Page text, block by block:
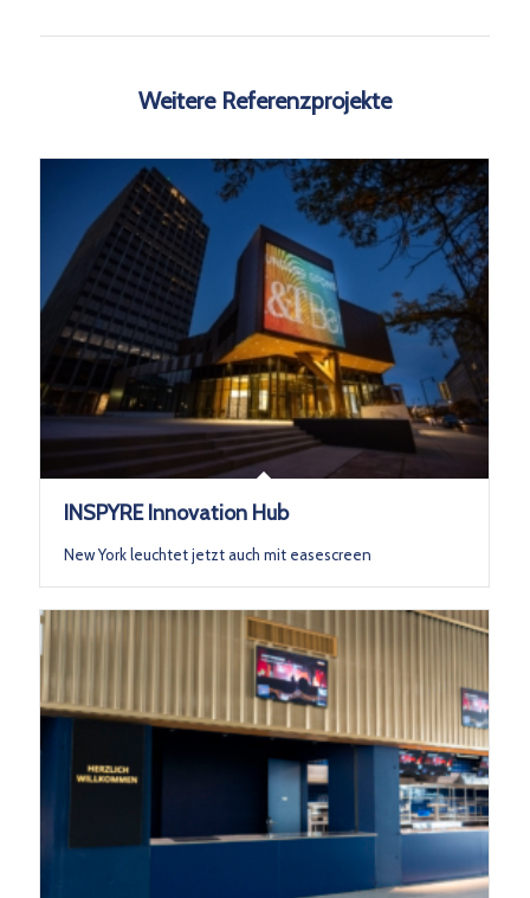
Weitere Referenzprojekte
INSPYRE Innovation Hub
New York leuchtet jetzt auch mit easescreen